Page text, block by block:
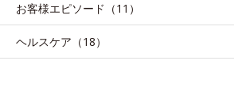
お客様エピソード（11）
ヘルスケア（18）